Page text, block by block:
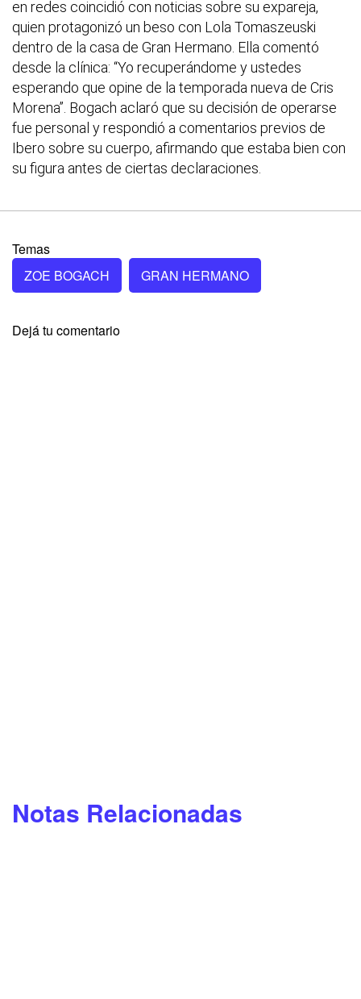
en redes coincidió con noticias sobre su expareja,
quien protagonizó un beso con Lola Tomaszeuski
dentro de la casa de Gran Hermano. Ella comentó
desde la clínica: “Yo recuperándome y ustedes
esperando que opine de la temporada nueva de Cris
Morena”. Bogach aclaró que su decisión de operarse
fue personal y respondió a comentarios previos de
Ibero sobre su cuerpo, afirmando que estaba bien con
su figura antes de ciertas declaraciones.
Temas
ZOE BOGACH
GRAN HERMANO
Dejá tu comentario
Notas Relacionadas